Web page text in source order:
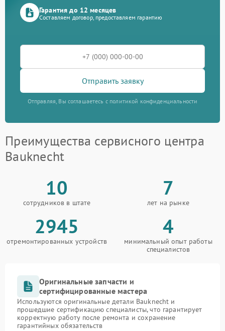
Гарантия до 12 месяцев
Составляем договор, предоставляем гарантию
Отправить заявку
Отправляя, Вы соглашаетесь с политикой конфиденциальности
Преимущества сервисного центра
Bauknecht
10
сотрудников в штате
7
лет на рынке
2945
отремонтированных устройств
4
минимальный опыт работы
специалистов
Оригинальные запчасти и
сертифицированные мастера
Используются оригинальные детали Bauknecht и
прошедшие сертификацию специалисты, что гарантирует
корректную работу после ремонта и сохранение
гарантийных обязательств